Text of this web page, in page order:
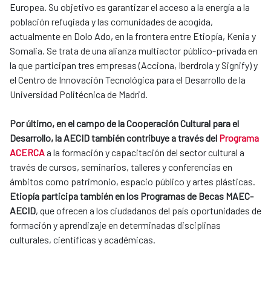
Europea. Su objetivo es garantizar el acceso a la energía a la
población refugiada y las comunidades de acogida,
actualmente en Dolo Ado, en la frontera entre Etiopía, Kenia y
Somalia. Se trata de una alianza multiactor público-privada en
la que participan tres empresas (Acciona, Iberdrola y Signify) y
el Centro de Innovación Tecnológica para el Desarrollo de la
Universidad Politécnica de Madrid.
Por último, en el campo de la Cooperación Cultural para el
Desarrollo, la AECID también contribuye a través del Programa
ACERCAa la formación y capacitación del sector cultural a
través de cursos, seminarios, talleres y conferencias en
ámbitos como patrimonio, espacio público y artes plásticas.
Etiopía participa también en los Programas de Becas MAEC-
AECID, que ofrecen a los ciudadanos del país oportunidades de
formación y aprendizaje en determinadas disciplinas
culturales, científicas y académicas.